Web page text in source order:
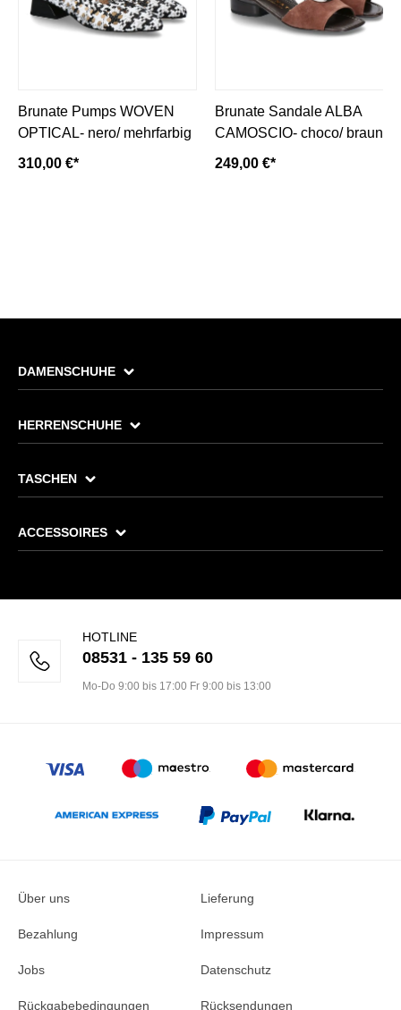
Brunate Pumps WOVEN
OPTICAL- nero/ mehrfarbig
310,00 €*
Brunate Sandale ALBA
CAMOSCIO- choco/ braun
249,00 €*
DAMENSCHUHE
HERRENSCHUHE
TASCHEN
ACCESSOIRES
HOTLINE
08531 - 135 59 60
Mo-Do 9:00 bis 17:00 Fr 9:00 bis 13:00
Über uns Lieferung
Bezahlung Impressum
Jobs Datenschutz
Rückgabebedingungen Rücksendungen